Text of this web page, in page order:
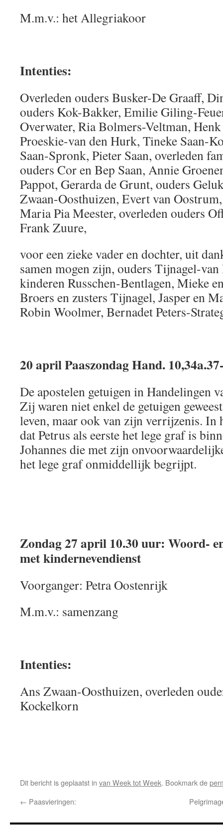
M.m.v.: het Allegriakoor
Intenties:
Overleden ouders Busker-De Graaff,
ouders Kok-Bakker, Emilie Giling-
Overwater, Ria Bolmers-Veltman,
Proeskie-van den Hurk, Tineke Saan-
Saan-Spronk, Pieter Saan, overleden
ouders Cor en Bep Saan, Annie
Pappot, Gerarda de Grunt, ouders
Zwaan-Oosthuizen, Evert van
Maria Pia Meester, overleden ouders
Frank Zuure,
voor een zieke vader en dochter, uit
samen mogen zijn, ouders Tijnagel-
kinderen Russchen-Bentlagen, Mieke
Broers en zusters Tijnagel, Jasper en
Robin Woolmer, Bernadet Peters-
20 april Paaszondag Hand.
De apostelen getuigen in Handelingen
Zij waren niet enkel de getuigen
leven, maar ook van zijn verrijzenis. In
dat Petrus als eerste het lege graf is
Johannes die met zijn
het lege graf onmiddellijk begrijpt.
Zondag 27 april 10.30 uur: Woord-
met kindernevendienst
Voorganger: Petra Oostenrijk
M.m.v.: samenzang
Intenties:
Ans Zwaan-Oosthuizen, overleden
Kockelkorn
Dit bericht is geplaatst in van Week tot Week. Bookmark de
← Paasvieringen: